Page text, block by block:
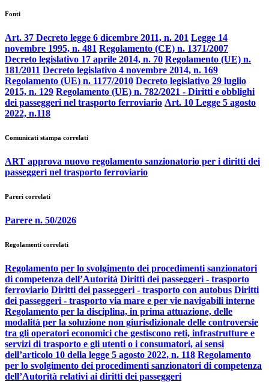
Fonti
Art. 37 Decreto legge 6 dicembre 2011, n. 201 Legge 14
novembre 1995, n. 481 Regolamento (CE) n. 1371/2007
Decreto legislativo 17 aprile 2014, n. 70 Regolamento (UE) n.
181/2011 Decreto legislativo 4 novembre 2014, n. 169
Regolamento (UE) n. 1177/2010 Decreto legislativo 29 luglio
2015, n. 129 Regolamento (UE) n. 782/2021 - Diritti e obblighi
dei passeggeri nel trasporto ferroviario Art. 10 Legge 5 agosto
2022, n.118
Comunicati stampa correlati
ART approva nuovo regolamento sanzionatorio per i diritti dei
passeggeri nel trasporto ferroviario
Pareri correlati
Parere n. 50/2026
Regolamenti correlati
Regolamento per lo svolgimento dei procedimenti sanzionatori
di competenza dell’Autorità Diritti dei passeggeri - trasporto
ferroviario Diritti dei passeggeri - trasporto con autobus Diritti
dei passeggeri - trasporto via mare e per vie navigabili interne
Regolamento per la disciplina, in prima attuazione, delle
modalità per la soluzione non giurisdizionale delle controversie
tra gli operatori economici che gestiscono reti, infrastrutture e
servizi di trasporto e gli utenti o i consumatori, ai sensi
dell’articolo 10 della legge 5 agosto 2022, n. 118 Regolamento
per lo svolgimento dei procedimenti sanzionatori di competenza
dell’Autorità relativi ai diritti dei passeggeri